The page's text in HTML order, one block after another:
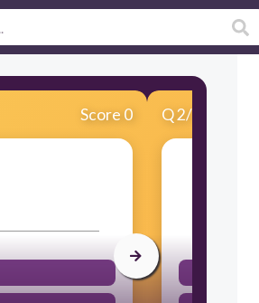
Score 0 Q2/15